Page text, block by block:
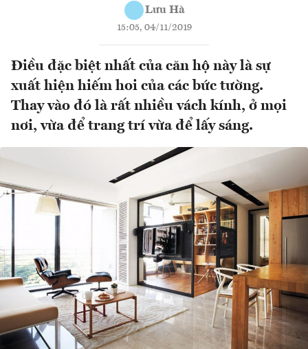
Lưu Hà
15:05, 04/11/2019
Điều đặc biệt nhất của căn hộ này là sự
xuất hiện hiếm hoi của các bức tường.
Thay vào đó là rất nhiều vách kính, ở mọi
nơi, vừa để trang trí vừa để lấy sáng.